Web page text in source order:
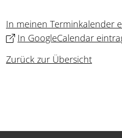
In meinen Terminkalender
In GoogleCalendar
Zurück zur Übersicht